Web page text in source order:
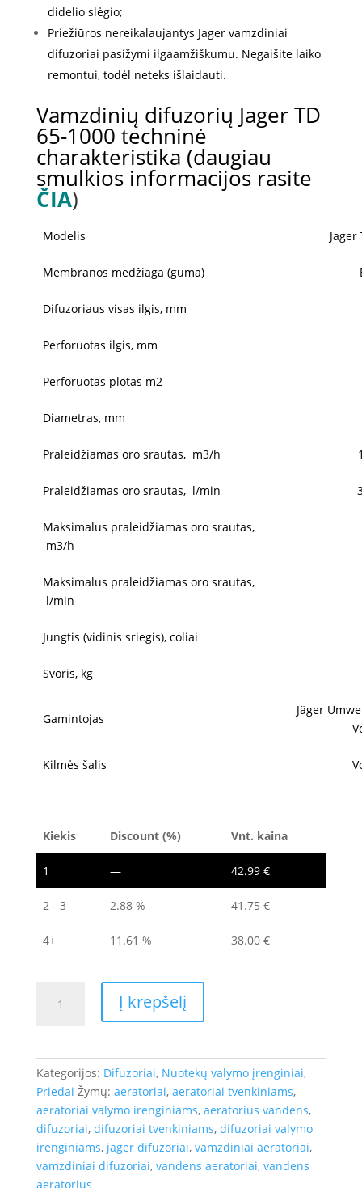
didelio slėgio;
Priežiūros nereikalaujantys Jager vamzdiniai
difuzoriai pasižymi ilgaamžiškumu. Negaišite laiko
remontui, todėl neteks išlaidauti.
Vamzdinių difuzorių Jager TD
65-1000 techninė
charakteristika (daugiau
smulkios informacijos rasite
ČIA)
Modelis Jager
Membranos medžiaga (guma)
Difuzoriaus visas ilgis, mm
Perforuotas ilgis, mm
Perforuotas plotas m2
Diametras, mm
Praleidžiamas oro srautas, m3/h
Praleidžiamas oro srautas, l/min
Maksimalus praleidžiamas oro srautas,
m3/h
Maksimalus praleidžiamas oro srautas,
l/min
Jungtis (vidinis sriegis), coliai
Svoris, kg
Gamintojas
Jäger
Kilmės šalis
Kiekis Discount (%) Vnt. kaina
1 — 42.99 €
2 - 3 2.88 % 41.75 €
4+ 11.61 % 38.00 €
kiekis:
1000-
TD
-
Vandens
aeratoriai
Į krepšelį
Kategorijos: Difuzoriai, Nuotekų valymo įrenginiai,
Priedai Žymų: aeratoriai, aeratoriai tvenkiniams,
aeratoriai valymo irenginiams, aeratorius vandens,
difuzoriai, difuzoriai tvenkiniams, difuzoriai valymo
irenginiams, jager difuzoriai, vamzdiniai aeratoriai,
vamzdiniai difuzoriai, vandens aeratoriai, vandens
aeratorius